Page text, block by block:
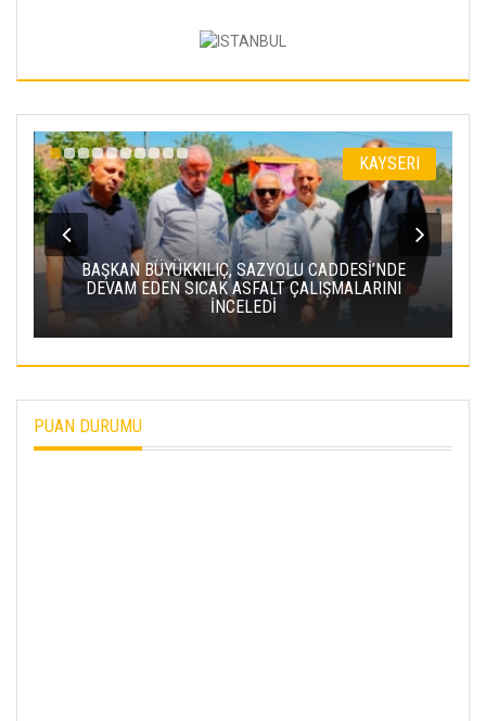
KAYSERI
BAŞKAN BÜYÜKKILIÇ, SAZYOLU CADDESİ’NDE
DEVAM EDEN SICAK ASFALT ÇALIŞMALARINI
İNCELEDİ
PUAN DURUMU